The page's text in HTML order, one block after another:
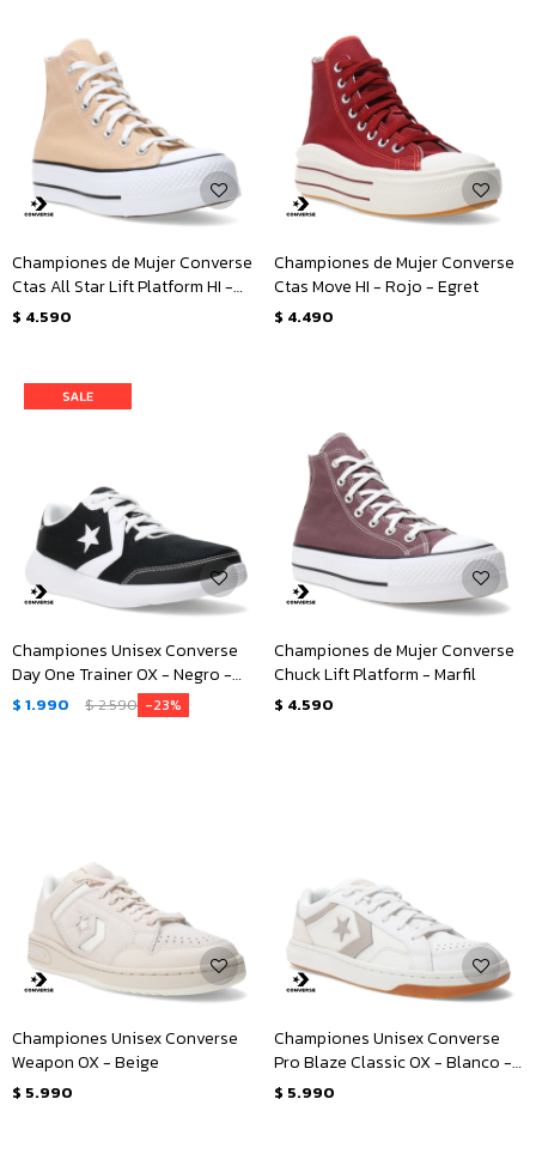
Championes de Mujer Converse
Ctas All Star Lift Platform HI -
Beige - Blanco
$ 4.590
Championes de Mujer Converse
Ctas Move HI - Rojo - Egret
$ 4.490
Championes Unisex Converse
Day One Trainer OX - Negro -
Blanco
$ 1.990 $2.590 23
Championes de Mujer Converse
Chuck Lift Platform - Marfil
$ 4.590
Championes Unisex Converse
Weapon OX - Beige
$ 5.990
Championes Unisex Converse
Pro Blaze Classic OX - Blanco -
Caqui
$ 5.990